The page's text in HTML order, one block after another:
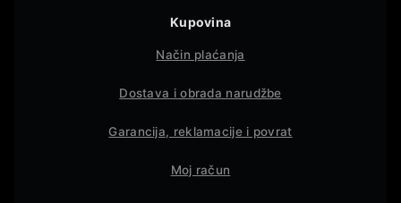
Kupovina
Način plaćanja
Dostava i obrada narudžbe
Garancija, reklamacije i povrat
Moj račun